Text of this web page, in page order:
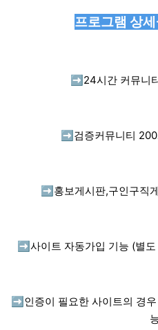
프로그램 상
➡️ 24시간 커뮤니
➡️ 검증커뮤니티
➡️ 홍보게시판,구인구직
➡️ 사이트 자동가입 기능 (별
➡️ 인증이 필요한 사이트의 경